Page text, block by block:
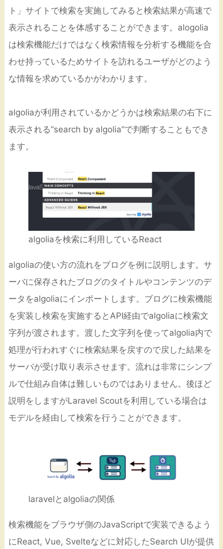
ト」サイトで検索を実施してみると検索結果が高速で
表示されることを体感することができます。alogolia
は検索機能だけではなく検索情報を分析する機能を合
わせ持っているためサイトを訪れるユーザがどのよう
な情報を求めているかがわかります。
algoliaが利用されているかどうかは検索結果の右下に
表示される”search by algolia”で判断することもでき
ます。
algoliaを検索に利用しているReact
algoliaの使い方の流れをブログを例に説明します。サ
ーバに保存されたブログのタイトルやコンテンツのデ
ータをalgoliaにインポートします。ブログに検索機能
を実装し検索を実施するとAPI経由でalgoliaに検索文
字列が渡されます。渡した文字列を使ってalgolia内で
処理が行われすぐに検索結果を戻すので戻した結果を
サーバが受け取り表示させます。流れは非常にシンプ
ルで仕組み自体は難しいものではありません。後ほど
説明をしますがLaravel Scoutを利用している場合は
モデルを経由して検索を行うことができます。
laravelとalgoliaの関係
検索機能をブラウザ側のJavaScriptで実装できるよう
にReact, Vue, Svelteなどに対応したSearch UIが提供